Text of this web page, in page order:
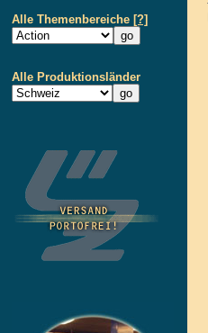
Alle Themenbereiche [?]
Alle Produktionsländer